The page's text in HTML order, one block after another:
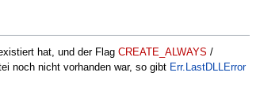
hat, und der Flag CREATE_ALWAYS /
noch nicht vorhanden war, so gibt Err.LastDLLError